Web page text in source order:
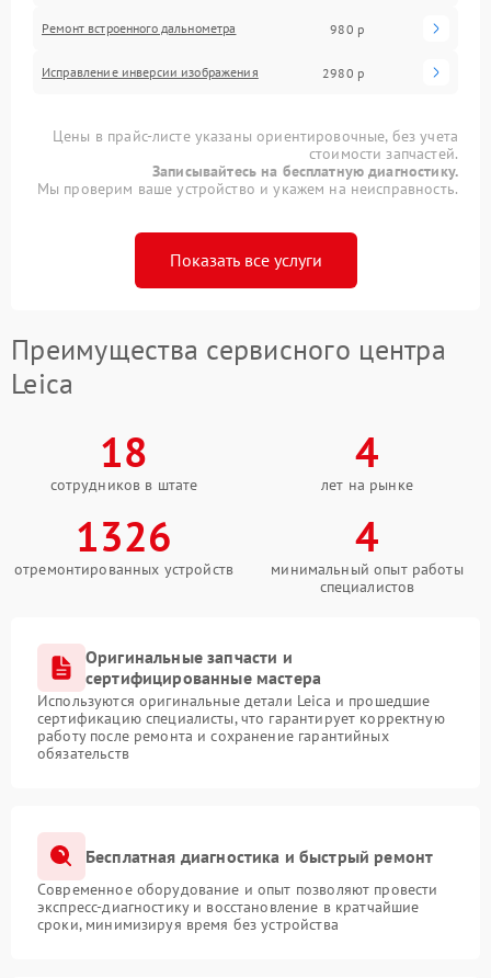
Ремонт встроенного дальнометра 980 р
Исправление инверсии изображения 2980 р
Цены в прайс-листе указаны ориентировочные, без учета
стоимости запчастей.
Записывайтесь на бесплатную диагностику.
Мы проверим ваше устройство и укажем на неисправность.
Показать все услуги
Преимущества сервисного центра
Leica
18
сотрудников в штате
4
лет на рынке
1326
отремонтированных устройств
4
минимальный опыт работы
специалистов
Оригинальные запчасти и
сертифицированные мастера
Используются оригинальные детали Leica и прошедшие
сертификацию специалисты, что гарантирует корректную
работу после ремонта и сохранение гарантийных
обязательств
Бесплатная диагностика и быстрый ремонт
Современное оборудование и опыт позволяют провести
экспресс-диагностику и восстановление в кратчайшие
сроки, минимизируя время без устройства